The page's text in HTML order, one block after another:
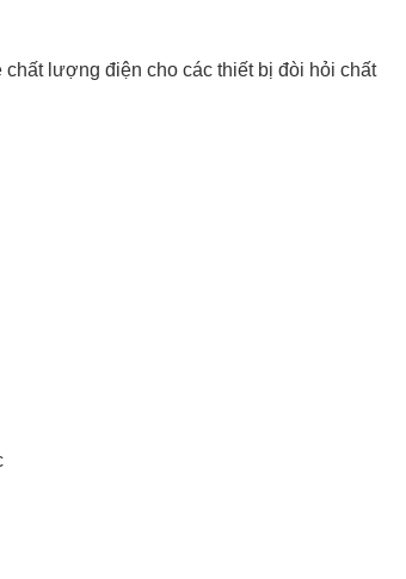
lượng điện cho các thiết bị đòi hỏi chất